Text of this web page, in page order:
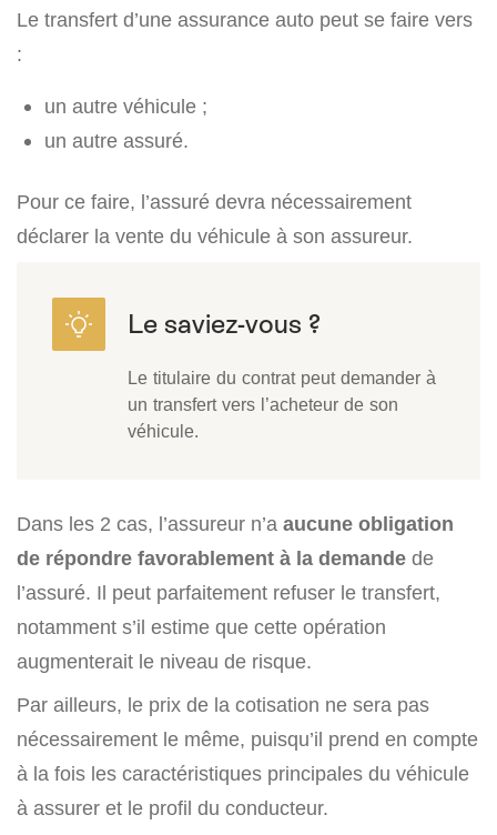
Le transfert d’une assurance auto peut se faire vers
:
un autre véhicule ;
un autre assuré.
Pour ce faire, l’assuré devra nécessairement
déclarer la vente du véhicule à son assureur.
Le titulaire du contrat peut demander à
un transfert vers l’acheteur de son
véhicule.
Dans les 2 cas, l’assureur n’a aucune obligation
de répondre favorablement à la demande de
l’assuré. Il peut parfaitement refuser le transfert,
notamment s’il estime que cette opération
augmenterait le niveau de risque.
Par ailleurs, le prix de la cotisation ne sera pas
nécessairement le même, puisqu’il prend en compte
à la fois les caractéristiques principales du véhicule
à assurer et le profil du conducteur.